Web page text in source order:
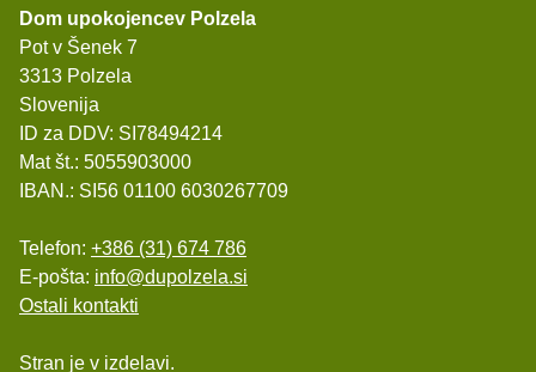
Dom upokojencev Polzela
Pot v Šenek 7
3313 Polzela
Slovenija
ID za DDV: SI78494214
Mat št.: 5055903000
IBAN.: SI56 01100 6030267709
Telefon: +386 (31) 674 786
E-pošta: info@dupolzela.si
Ostali kontakti
Stran je v izdelavi.